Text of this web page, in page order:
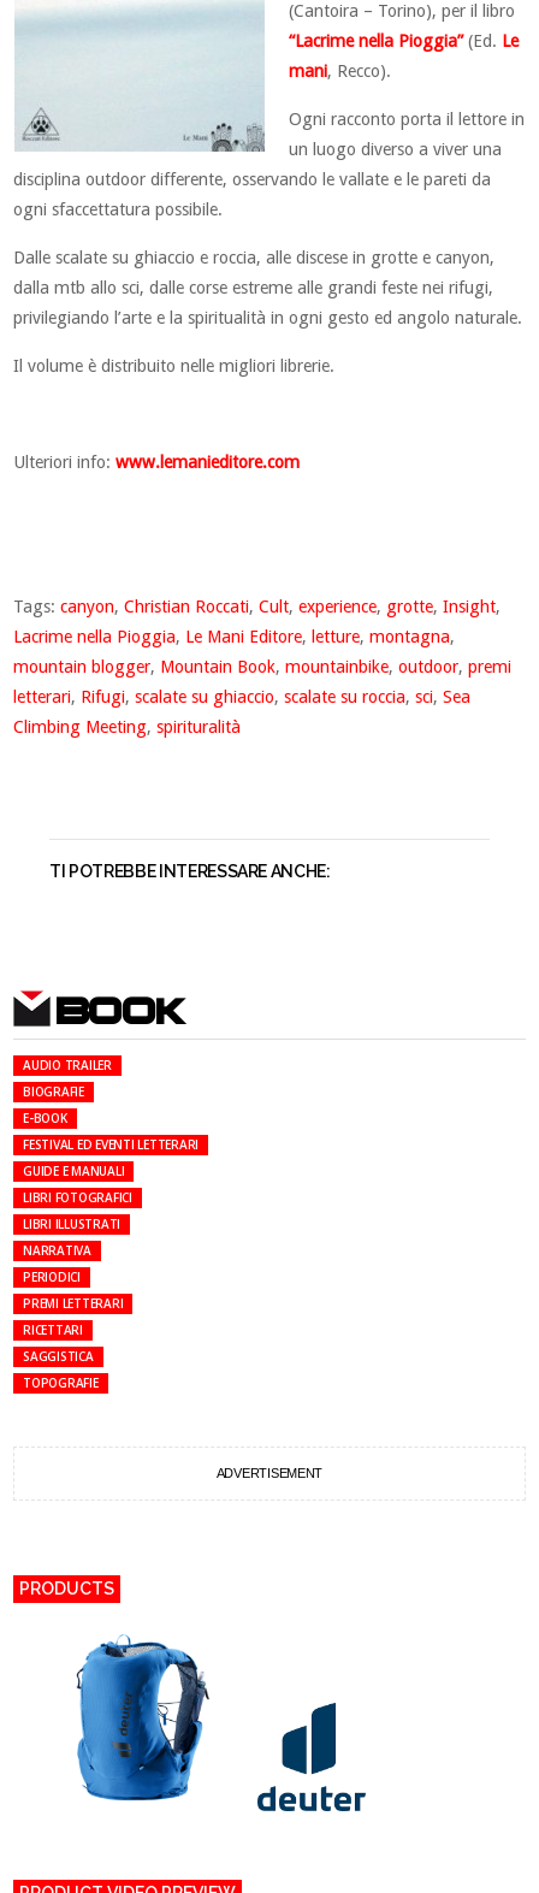
(Cantoira – Torino), per il libro
“Lacrime nella Pioggia”(Ed. Le
mani, Recco).
Ogni racconto porta il lettore in
un luogo diverso a viver una
disciplina outdoor differente, osservando le vallate e le pareti da
ogni sfaccettatura possibile.
Dalle scalate su ghiaccio e roccia, alle discese in grotte e canyon,
dalla mtb allo sci, dalle corse estreme alle grandi feste nei rifugi,
privilegiando l’arte e la spiritualità in ogni gesto ed angolo naturale.
Il volume è distribuito nelle migliori librerie.
Ulteriori info:www.lemanieditore.com
Tags:canyon,Christian Roccati,Cult,experience, grotte,Insight,
Lacrime nella Pioggia, Le Mani Editore, letture,montagna,
mountain blogger, Mountain Book,mountainbike,outdoor,premi
letterari, Rifugi,scalate su ghiaccio,scalate su roccia,sci,Sea
Climbing Meeting,spirituralità
TI POTREBBE INTERESSARE ANCHE:
BOOK
AUDIO TRAILER
BIOGRAFIE
E-BOOK
FESTIVAL ED EVENTI LETTERARI
GUIDE E MANUALI
LIBRI FOTOGRAFICI
LIBRI ILLUSTRATI
NARRATIVA
PERIODICI
PREMI LETTERARI
RICETTARI
SAGGISTICA
TOPOGRAFIE
ADVERTISEMENT
PRODUCTS